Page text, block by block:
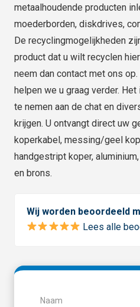
metaalhoudende producten
moederborden, diskdrives,
De recyclingmogelijkheden
product dat u wilt recyclen
neem dan contact met ons
helpen we u graag verder.
te nemen aan de chat en
krijgen. U ontvangt direct uw
koperkabel, messing/geel
handgestript koper,
en brons.
Wij worden beoordeeld
Lees alle
Naam